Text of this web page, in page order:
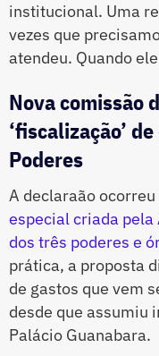
institucional. Uma
vezes que
atendeu. Quando
Nova comissão
‘fiscalização’
Poderes
A declaraão
especial criada
dos três poderes e
prática, a proposta
de gastos que vem
desde que assumiu
Palácio Guanabara.